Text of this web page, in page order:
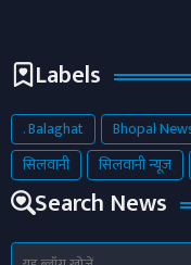
Labels
. Balaghat Bhopal
सिलवानी
सिलवानी न्यूज़
Search News